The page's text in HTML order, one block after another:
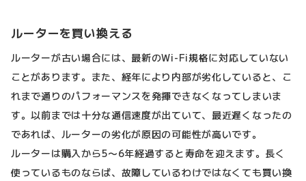
ルーターを買い換える
ルーターが古い場合には、最新のWi-Fi規格に対応していない
ことがあります。また、経年により内部が劣化していると、こ
れまで通りのパフォーマンスを発揮できなくなってしまいま
す。以前までは十分な通信速度が出ていて、最近遅くなったの
であれば、ルーターの劣化が原因の可能性が高いです。
ルーターは購入から5〜6年経過すると寿命を迎えます。長く
使っているものならば、故障しているわけではなくても買い換